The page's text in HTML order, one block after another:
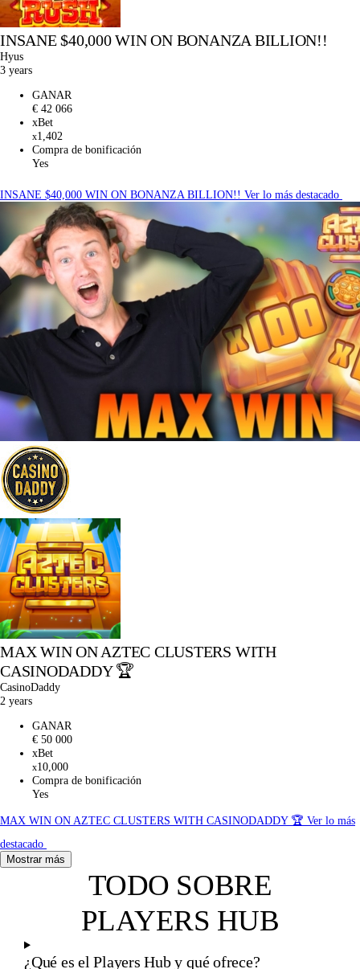
INSANE $40,000 WIN ON BONANZA BILLION!!
Hyus
3 years
GANAR
€ 42 066
xBet
x1,402
Compra de bonificación
Yes
INSANE $40,000 WIN ON BONANZA BILLION!! Ver lo más destacado
MAX WIN ON AZTEC CLUSTERS WITH
CASINODADDY 🏆
CasinoDaddy
2 years
GANAR
€ 50 000
xBet
x10,000
Compra de bonificación
Yes
MAX WIN ON AZTEC CLUSTERS WITH CASINODADDY 🏆 Ver lo más
destacado
Mostrar más
TODO SOBRE
PLAYERS HUB
¿Qué es el Players Hub y qué ofrece?